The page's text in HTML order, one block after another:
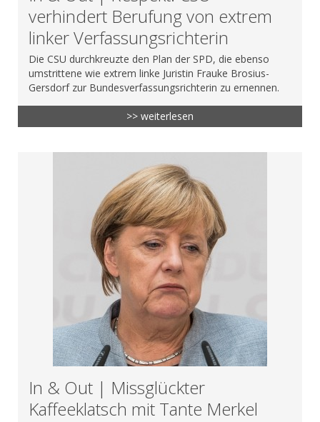
verhindert Berufung von extrem
linker Verfassungsrichterin
Die CSU durchkreuzte den Plan der SPD, die ebenso
umstrittene wie extrem linke Juristin Frauke Brosius-
Gersdorf zur Bundesverfassungsrichterin zu ernennen.
>> weiterlesen
In & Out | Missglückter
Kaffeeklatsch mit Tante Merkel